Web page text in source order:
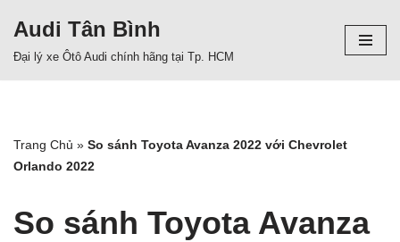
Audi Tân Bình
Đại lý xe Ôtô Audi chính hãng tại Tp. HCM
Trang Chủ » So sánh Toyota Avanza 2022 với Chevrolet
Orlando 2022
So sánh Toyota Avanza